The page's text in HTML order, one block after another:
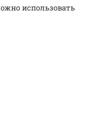
использовать